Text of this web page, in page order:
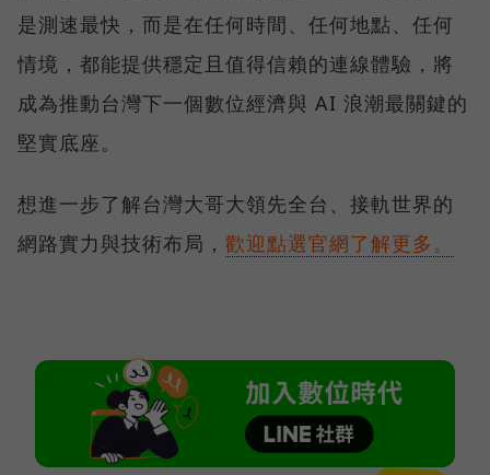
是測速最快，而是在任何時間、任何地點、任何
情境，都能提供穩定且值得信賴的連線體驗，將
成為推動台灣下一個數位經濟與 AI 浪潮最關鍵的
堅實底座。
想進一步了解台灣大哥大領先全台、接軌世界的
網路實力與技術布局， 歡迎點選官網了解更多。